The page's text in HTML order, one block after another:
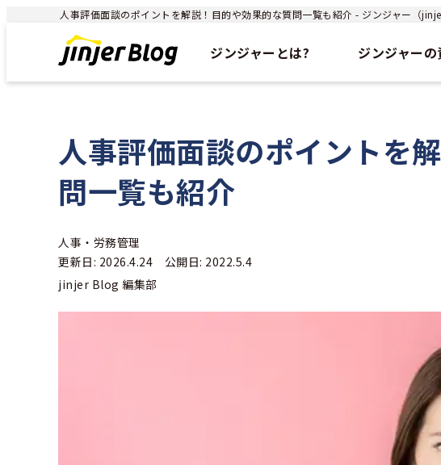
人事評価面談のポイントを解説！目的や効果的な質問一覧も紹介 - ジンジャー（
ジンジャーとは? ジンジャー
人事評価面談のポイントを
問一覧も紹介
人事・労務管理
更新日: 2026.4.24 公開日: 2022.5.4
jinjer Blog 編集部